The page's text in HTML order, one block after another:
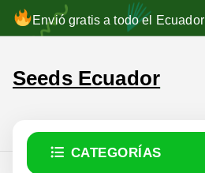
Envió gratis a todo el Ecuador
Seeds Ecuador
CATEGORÍAS